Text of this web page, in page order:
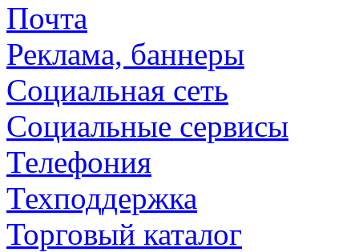
Почта
Реклама, баннеры
Социальная сеть
Социальные сервисы
Телефония
Техподдержка
Торговый каталог